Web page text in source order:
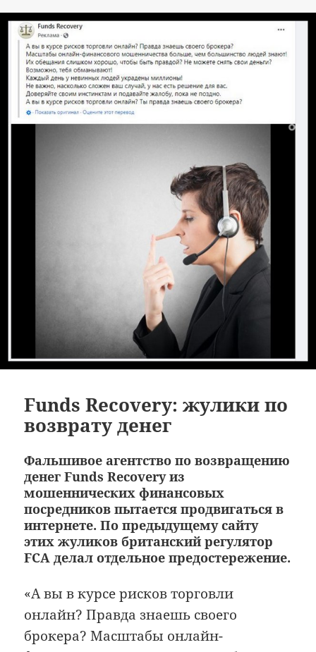
Funds Recovery: жулики по
возврату денег
Фальшивое агентство по возвращению
денег Funds Recovery из
мошеннических финансовых
посредников пытается продвигаться в
интернете. По предыдущему сайту
этих жуликов британский регулятор
FCA делал отдельное предостережение.
«А вы в курсе рисков торговли
онлайн? Правда знаешь своего
брокера? Масштабы онлайн-